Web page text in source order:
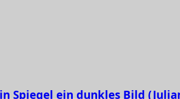
Spiegel ein dunkles Bild